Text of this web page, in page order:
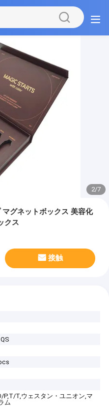
2/7
グネットボックス 美容化
クス
接触
P,T/T,ウェスタン・ユニオン,マ
ム